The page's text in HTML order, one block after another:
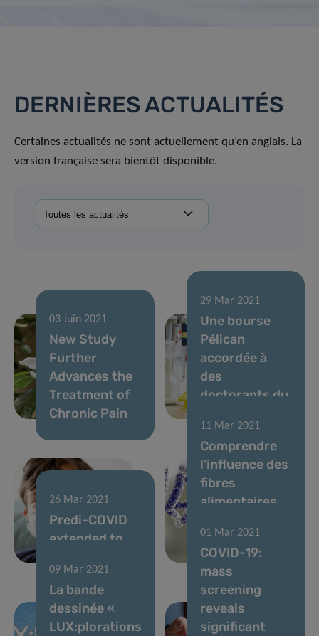
DERNIÈRES ACTUALITÉS
Certaines actualités ne sont actuellement qu’en anglais. La
version française sera bientôt disponible.
03 Juin 2021
New Study
Further
Advances the
Treatment of
Chronic Pain
29 Mar 2021
Une bourse
Pélican
accordée à
des
doctorants du
26 Mar 2021
Predi-COVID
extended to
11 Mar 2021
Comprendre
l’influence des
fibres
alimentaires
microbiome
intestinal
09 Mar 2021
La bande
dessinée «
LUX:plorations
01 Mar 2021
COVID-19:
mass
screening
reveals
significant